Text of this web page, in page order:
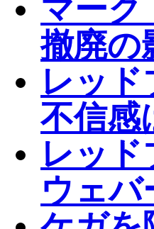
マーク
撤廃の
レッ
不信感
レッ
ウェバ